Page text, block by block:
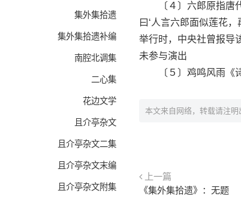
集外集拾遗
集外集拾遗补编
南腔北调集
二心集
花边文学
且介亭杂文
且介亭杂文二集
且介亭杂文末编
且介亭杂文附集
〔４〕六郎原指唐代
曰‘人言六郎面似莲花
举行时，中央社曾报导
未参与演出
〔５〕鸡鸣风雨《诗
本文来自网络，转载请注明
上一篇
《集外集拾遗》：无题